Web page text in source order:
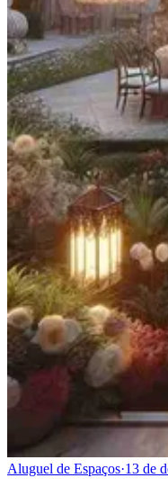
Aluguel de Espaços·13 de